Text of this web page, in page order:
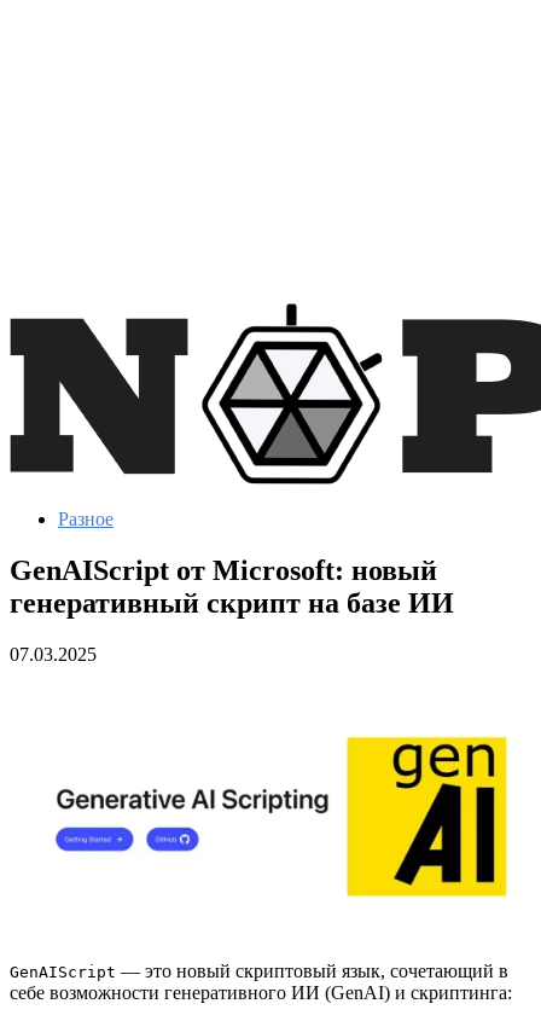
Разное
GenAIScript от Microsoft: новый
генеративный скрипт на базе ИИ
07.03.2025
GenAIScript — это новый скриптовый язык, сочетающий в
себе возможности генеративного ИИ (GenAI) и скриптинга: